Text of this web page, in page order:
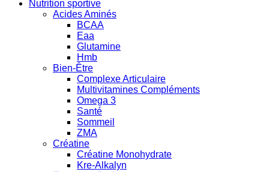
Nutrition sportive
Acides Aminés
BCAA
Eaa
Glutamine
Hmb
Bien-Être
Complexe Articulaire
Multivitamines Compléments
Omega 3
Santé
Sommeil
ZMA
Créatine
Créatine Monohydrate
Kre-Alkalyn